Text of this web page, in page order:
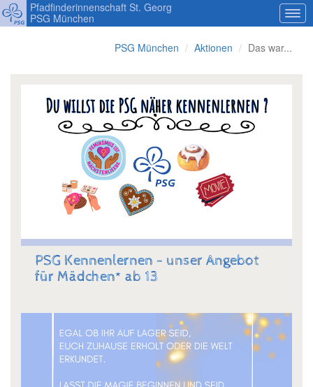
Pfadfinderinnenschaft St. Georg
PSG München
PSG München Aktionen Das war...
PSG Kennenlernen - unser Angebot
für Mädchen* ab 13